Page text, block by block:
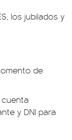
los jubilados y
de
y DNI para